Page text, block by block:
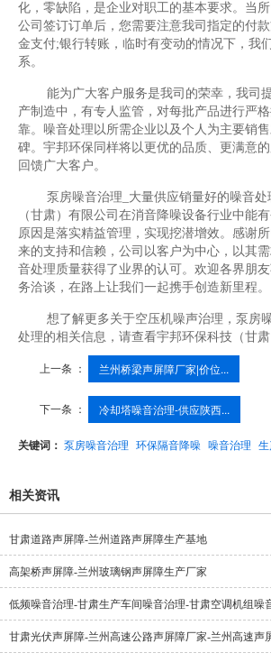
化，零缺陷，是企业对职工的基本要求。当
公司签订订单后，您需要注意我司指定的付
金支付;银行转账，临时有变动的情况下，我
系。
能为广大客户服务是我司的荣幸，我司
产制造中，有专人监管，对每批产品进行严
靠。噪音处理以所需企业以及个人为主要销
碑。宇邦环保同样将以更优的品质、更满意
回馈广大客户。
泵房噪音治理_大量供应销量好的噪音
（甘肃）有限公司在消音降噪设备行业中能
原因是落实精益管理，实现挖潜增效。感谢
来的支持和信赖，公司以客户为中心，以其
音处理质量获得了业界的认可。欢迎各界朋
务洽谈，在路上让我们一起携手创造新里程。
想了解更多关于空压机噪声治理，泵房
处理的相关信息，请查看宇邦环保科技（甘
上一条 ： 兰州桥梁声屏障厂家|价位...
下一条 ： 冷却塔噪音治理-供应陕西...
关键词： 泵房噪音治理 环保隔音降噪 噪音治理
相关资讯
甘肃道路声屏障-兰州道路声屏障生产基地
高架桥声屏障-兰州玻璃钢声屏障生产厂家
低频噪音治理-甘肃生产车间噪音治理-甘肃空调机组噪
甘肃光伏声屏障-兰州高速公路声屏障厂家-兰州高速声